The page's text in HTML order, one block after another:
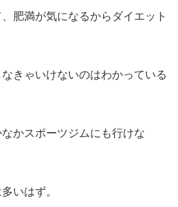
肥満が気になるからダイエット
なきゃいけないのはわかっている
かスポーツジムにも行けな
いはず。